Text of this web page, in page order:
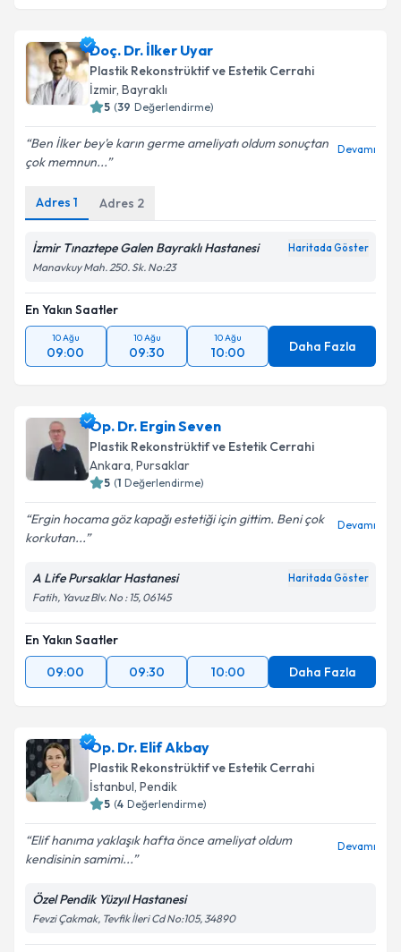
takvim hazırlandığında e-posta ile bilgilendireceğiz.
E-posta Adresiniz
kapsamda işlenmesini kabul ediyorum.
Takvim Talebini Gönder
Doç. Dr. İlker Uyar
Plastik Rekonstrüktif ve Estetik Cerrahi
İzmir, Bayraklı
5 (39 Değerlendirme)
Ben İlker bey'e karın germe ameliyatı oldum sonuçtan
çok memnun...
Devamı
Adres 1 Adres 2
İzmir Tınaztepe Galen Bayraklı Hastanesi Haritada Göster
Manavkuy Mah. 250. Sk. No:23
En Yakın Saatler
10 Ağu
09:00
10 Ağu
09:30
10 Ağu
10:00 Daha Fazla
Op. Dr. Ergin Seven
Plastik Rekonstrüktif ve Estetik Cerrahi
Ankara, Pursaklar
5 (1 Değerlendirme)
Ergin hocama göz kapağı estetiği için gittim. Beni çok
korkutan...
Devamı
A Life Pursaklar Hastanesi Haritada Göster
Fatih, Yavuz Blv. No : 15, 06145
En Yakın Saatler
09:00
09:30 10:00 Daha Fazla
Op. Dr. Elif Akbay
Plastik Rekonstrüktif ve Estetik Cerrahi
İstanbul, Pendik
5 (4 Değerlendirme)
Elif hanıma yaklaşık hafta önce ameliyat oldum
kendisinin samimi...
Devamı
Özel Pendik Yüzyıl Hastanesi
Fevzi Çakmak, Tevfik İleri Cd No:105, 34890